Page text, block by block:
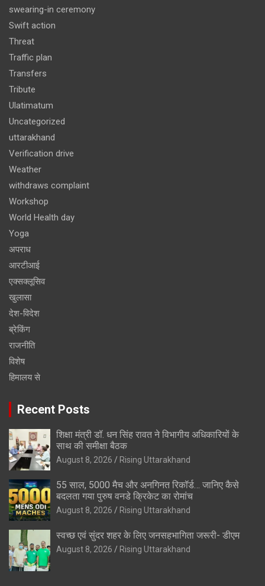
swearing-in ceremony
Swift action
Threat
Traffic plan
Transfers
Tribute
Ulatimatum
Uncategorized
uttarakhand
Verification drive
Weather
withdraws complaint
Workshop
World Health day
Yoga
अपराध
आरटीआई
एक्सक्लूसिव
खुलासा
देश-विदेश
ब्रेकिंग
राजनीति
विशेष
हिमालय से
Recent Posts
शिक्षा मंत्री डॉ. धन सिंह रावत ने विभागीय अधिकारियों के
साथ की समीक्षा बैठक
August 8, 2026 Rising Uttarakhand
55 साल, 5000 मैच और अनगिनत रिकॉर्ड… जानिए कैसे
बदलता गया पुरुष वनडे क्रिकेट का रोमांच
August 8, 2026 Rising Uttarakhand
स्वच्छ एवं सुंदर शहर के लिए जनसहभागिता जरूरी- डीएम
August 8, 2026 Rising Uttarakhand